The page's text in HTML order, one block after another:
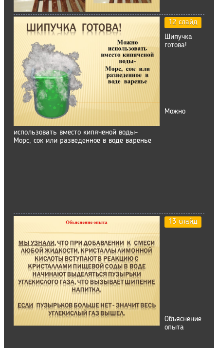
12 слайд
Шипучка
готова!
Можно
использовать вместо кипяченой воды-
Морс, сок или разведенное в воде варенье
13 слайд
Объяснение
опыта